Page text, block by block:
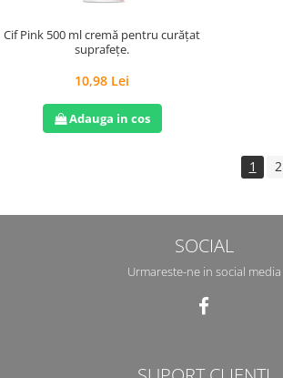
Cif Pink 500 ml cremă pentru curățat
suprafețe.
10,98 Lei
Adauga in cos
1 2
SOCIAL
Urmareste-ne in social media